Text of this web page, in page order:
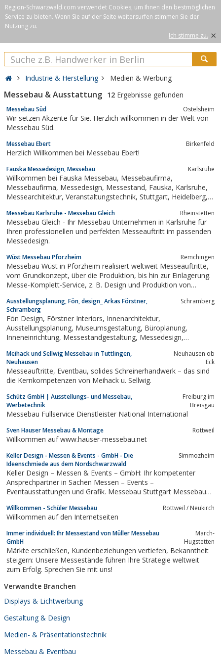
Region-Schwarzwald.com verwendet Cookies, um Ihnen den bestmöglichen
Service zu bieten. Wenn Sie auf der Seite weitersurfen stimmen Sie der
Nutzung zu.
Ich stimme zu. ×
Industrie & Herstellung Medien & Werbung
Messebau & Ausstattung 12 Ergebnisse gefunden
Messebau Süd Ostelsheim
Wir setzen Akzente für Sie. Herzlich willkommen in der Welt von
Messebau Süd.
Messebau Ebert Birkenfeld
Herzlich Willkommen bei Messebau Ebert!
Fauska Messedesign, Messebau Karlsruhe
Willkommen bei Fauska Messebau, Messebaufirma,
Messebaufirma, Messedesign, Messestand, Fauska, Karlsruhe,
Messearchitektur, Veranstaltungstechnik, Stuttgart, Heidelberg,
, Hannover, Kongress, Messe, Planung, Werbeagentur,
Düsseldorf, Köln,...
Messebau Karlsruhe - Messebau Gleich Rheinstetten
Messebau Gleich - Ihr Messebau Unternehmen in Karlsruhe für
Ihren professionellen und perfekten Messeauftritt im passenden
Messedesign.
Wüst Messebau Pforzheim Remchingen
Messebau Wüst in Pforzheim realisiert weltweit Messeauftritte,
vom Grundkonzept, über die Produktion, bis hin zur Einlagerung.
Messe-Komplett-Service, z. B. Design und Produktion von
Folienschriften, XXL Digitaldrucke uvm.
Ausstellungsplanung, Fön, design_ Arkas Förstner,
Schramberg
Schramberg
Fön Design, Förstner Interiors, Innenarchitektur,
Ausstellungsplanung, Museumsgestaltung, Büroplanung,
Inneneinrichtung, Messestandgestaltung, Messedesign,
Gestaltung, Umsetzung, Kreativität, Originalität, Designqualität
Meihack und Sellwig Messebau in Tuttlingen,
Neuhausen
Neuhausen ob
Eck
Messeauftritte, Eventbau, solides Schreinerhandwerk – das sind
die Kernkompetenzen von Meihack u. Sellwig.
Schütz GmbH | Ausstellungs- und Messebau,
Werbetechnik
Freiburg im
Breisgau
Messebau Fullservice Dienstleister National International
Sven Hauser Messebau & Montage Rottweil
Willkommen auf www.hauser-messebau.net
Keller Design - Messen & Events - GmbH - Die
Ideenschmiede aus dem Nordschwarzwald
Simmozheim
Keller Design – Messen & Events – GmbH: Ihr kompetenter
Ansprechpartner in Sachen Messen – Events –
Eventausstattungen und Grafik. Messebau Stuttgart Messebau
Willkommen - Schüler Messebau Rottweil / Neukirch
Willkommen auf den Internetseiten
Immer individuell: Ihr Messestand von Müller Messebau
GmbH
March-
Hugstetten
Märkte erschließen, Kundenbeziehungen vertiefen, Bekanntheit
steigern: Unsere Messestände führen Ihre Strategie weltweit
zum Erfolg. Sprechen Sie mit uns!
Verwandte Branchen
Displays & Lichtwerbung
Gestaltung & Design
Medien- & Präsentationstechnik
Messebau & Eventbau